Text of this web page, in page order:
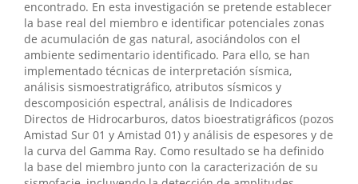
encontrado. En esta investigación se pretende establecer
la base real del miembro e identificar potenciales zonas
de acumulación de gas natural, asociándolos con el
ambiente sedimentario identificado. Para ello, se han
implementado técnicas de interpretación sísmica,
análisis sismoestratigráfico, atributos sísmicos y
descomposición espectral, análisis de Indicadores
Directos de Hidrocarburos, datos bioestratigráficos (pozos
Amistad Sur 01 y Amistad 01) y análisis de espesores y de
la curva del Gamma Ray. Como resultado se ha definido
la base del miembro junto con la caracterización de su